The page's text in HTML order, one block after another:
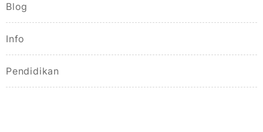
Blog
Info
Pendidikan